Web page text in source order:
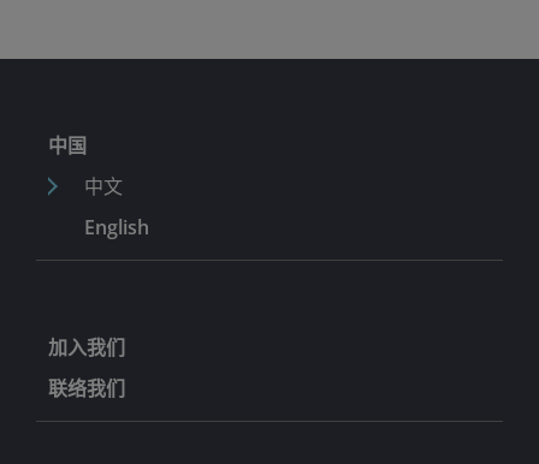
中国
中文
English
加入我们
联络我们